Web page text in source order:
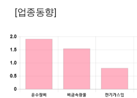
[업종동향]